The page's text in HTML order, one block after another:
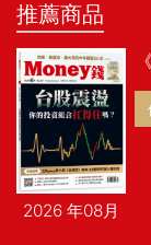
推薦商品
2026 年08月